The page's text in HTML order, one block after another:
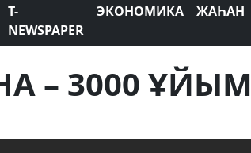
T-
NEWSPAPER
ЭКОНОМИКА ЖАҺАН
– 3000 ҰЙЫМ